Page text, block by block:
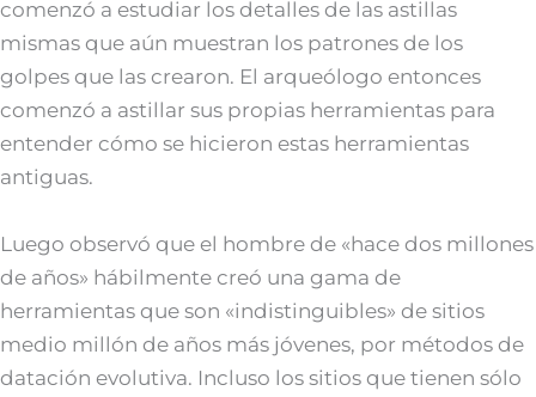
comenzó a estudiar los detalles de las astillas
mismas que aún muestran los patrones de los
golpes que las crearon. El arqueólogo entonces
comenzó a astillar sus propias herramientas para
entender cómo se hicieron estas herramientas
antiguas.
Luego observó que el hombre de «hace dos millones
de años» hábilmente creó una gama de
herramientas que son «indistinguibles» de sitios
medio millón de años más jóvenes, por métodos de
datación evolutiva. Incluso los sitios que tienen sólo